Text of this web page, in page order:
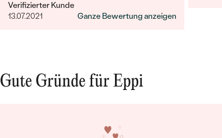
war unglaublich hilfsbereit und freundlich! Die
Qualität des Schmucks ist wirklich
Verifizierter Kunde
13.07.2021
Ganze Bewertung anzeigen
Gute Gründe für Eppi